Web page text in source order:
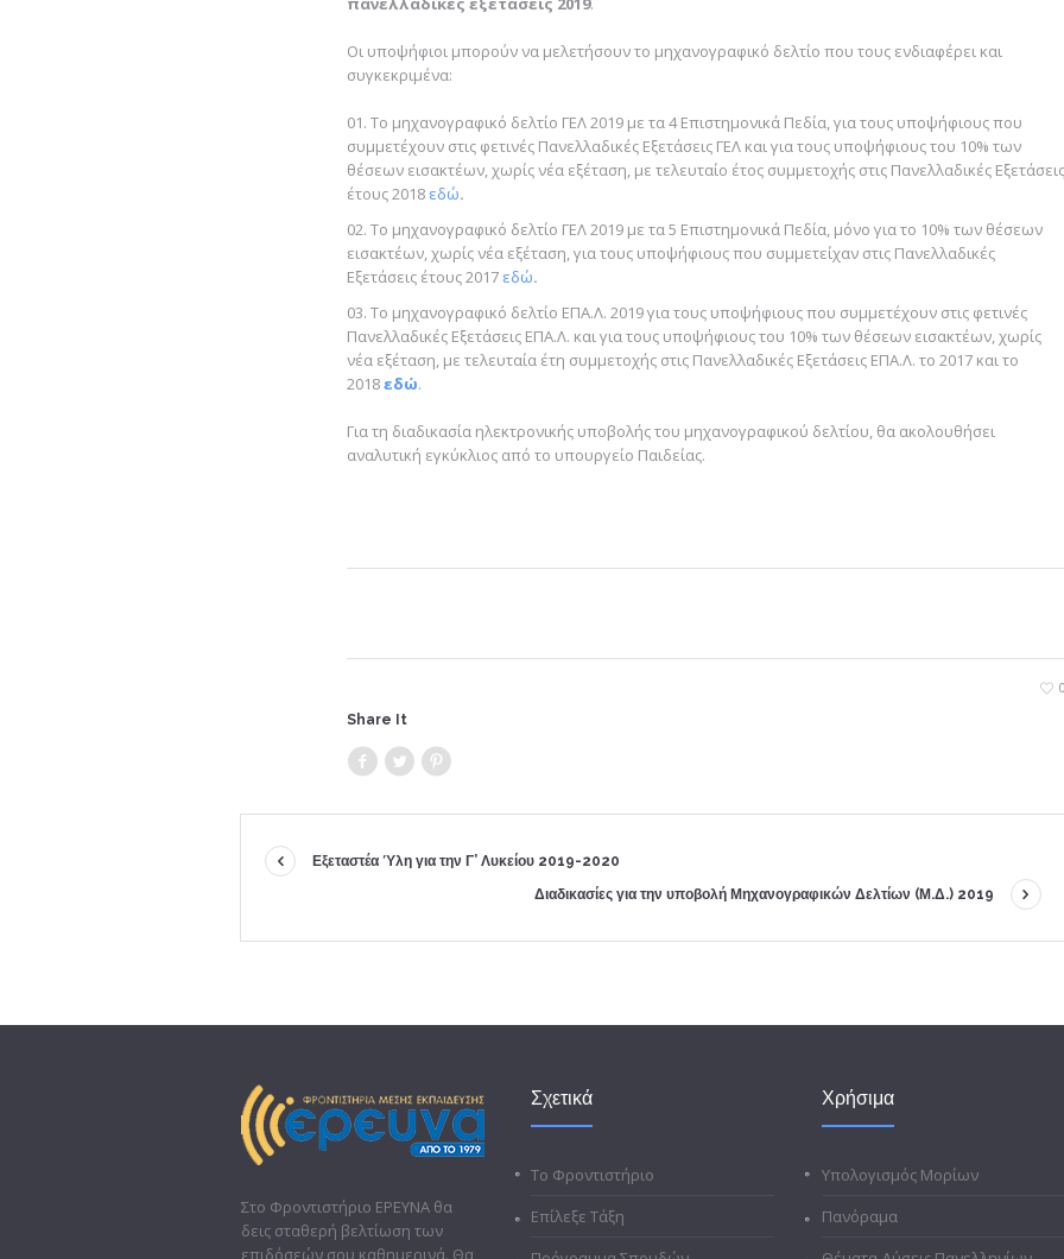
Οι υποψήφιοι μπορούν να μελετήσουν το μηχανογραφικό δελτίο που τους ενδιαφέρει και
συγκεκριμένα:
Το μηχανογραφικό δελτίο ΓΕΛ 2019 με τα 4 Επιστημονικά Πεδία, για τους υποψήφιους που
συμμετέχουν στις φετινές Πανελλαδικές Εξετάσεις ΓΕΛ και για τους υποψήφιους του 10% των
θέσεων εισακτέων, χωρίς νέα εξέταση, με τελευταίο έτος συμμετοχής στις Πανελλαδικές Εξετάσεις
έτους 2018 εδώ.
Το μηχανογραφικό δελτίο ΓΕΛ 2019 με τα 5 Επιστημονικά Πεδία, μόνο για το 10% των θέσεων
εισακτέων, χωρίς νέα εξέταση, για τους υποψήφιους που συμμετείχαν στις Πανελλαδικές
Εξετάσεις έτους 2017 εδώ.
Το μηχανογραφικό δελτίο ΕΠΑ.Λ. 2019 για τους υποψήφιους που συμμετέχουν στις φετινές
Πανελλαδικές Εξετάσεις ΕΠΑ.Λ. και για τους υποψήφιους του 10% των θέσεων εισακτέων, χωρίς
νέα εξέταση, με τελευταία έτη συμμετοχής στις Πανελλαδικές Εξετάσεις ΕΠΑ.Λ. το 2017 και το
2018εδώ.
Για τη διαδικασία ηλεκτρονικής υποβολής του μηχανογραφικού δελτίου, θα ακολουθήσει
αναλυτική εγκύκλιος από το υπουργείο Παιδείας.
Share It
Εξεταστέα Ύλη για την Γ’ Λυκείου 2019-2020
Διαδικασίες για την υποβολή Μηχανογραφικών Δελτίων (Μ.Δ.) 2019
Στο Φροντιστήριο ΕΡΕΥΝΑ θα
δεις σταθερή βελτίωση των
Σχετικά
Το Φροντιστήριο
Επίλεξε Τάξη
Χρήσιμα
Υπολογισμός Μορίων
Πανόραμα